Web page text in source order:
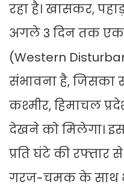
रहा है। खासकर,
अगले 3 दिन तक एक
(Western
संभावना है, जिसका
कश्मीर, हिमाचल
देखने को मिलेगा।
प्रति घंटे की
गरज-चमक के साथ